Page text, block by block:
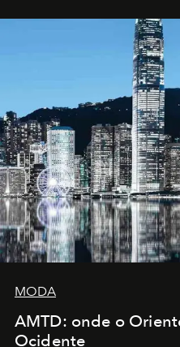
MODA
AMTD: onde o
Ocidente